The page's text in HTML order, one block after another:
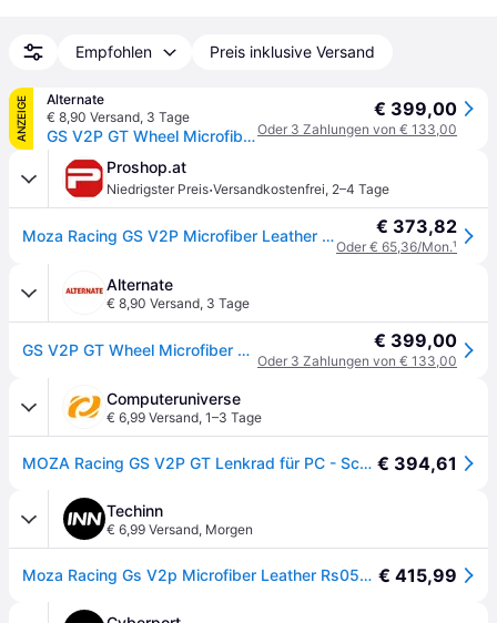
Empfohlen Preis inklusive Versand
ANZEIGE
Alternate
€ 8,90 Versand, 3 Tage
GS V2P GT Wheel Microfiber Leather, Austausch-Lenkrad
€ 399,00
Oder 3 Zahlungen von € 133,00
Proshop.at
Niedrigster Preis·Versandkostenfrei, 2–4 Tage
Moza Racing GS V2P Microfiber Leather GT steering wheel - Wired Lenkrad - PC € 373,82
Oder € 65,36/Mon.¹
Alternate
€ 8,90 Versand, 3 Tage
GS V2P GT Wheel Microfiber Leather, Austausch-Lenkrad € 399,00
Oder 3 Zahlungen von € 133,00
Computeruniverse
€ 6,99 Versand, 1–3 Tage
MOZA Racing GS V2P GT Lenkrad für PC - Schwarz € 394,61
Techinn
€ 6,99 Versand, Morgen
Moza Racing Gs V2p Microfiber Leather Rs056 Steering Wheel Silber € 415,99